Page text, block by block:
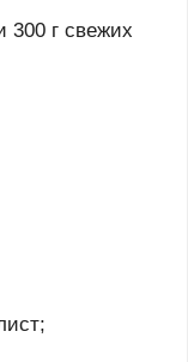
300 г свежих